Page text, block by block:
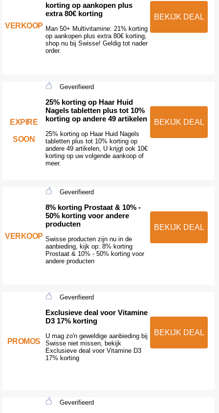
VERKOOP
korting op aankopen plus
extra 80€ korting
Man 50+ Multivitamine: 21% korting
op aankopen plus extra 80€ korting,
shop nu bij Swisse! Geldig tot nader
order.
BEKIJK DEAL
EXPIRE
SOON
Geverifieerd
25% korting op Haar Huid
Nagels tabletten plus tot 10%
korting op andere 49 artikelen
25% korting op Haar Huid Nagels
tabletten plus tot 10% korting op
andere 49 artikelen, U krijgt ook 10€
korting op uw volgende aankoop of
meer.
BEKIJK DEAL
VERKOOP
Geverifieerd
8% korting Prostaat & 10% -
50% korting voor andere
producten
Swisse producten zijn nu in de
aanbieding, kijk op: 8% korting
Prostaat & 10% - 50% korting voor
andere producten
BEKIJK DEAL
PROMOS
Geverifieerd
Exclusieve deal voor Vitamine
D3 17% korting
U mag zo'n geweldige aanbieding bij
Swisse niet missen, bekijk
Exclusieve deal voor Vitamine D3
17% korting
BEKIJK DEAL
Geverifieerd